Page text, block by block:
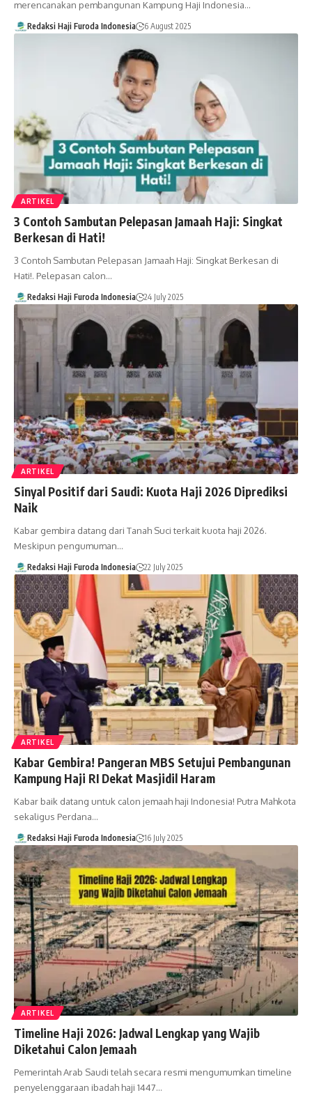
merencanakan pembangunan Kampung Haji Indonesia…
Redaksi Haji Furoda Indonesia 6 August 2025
ARTIKEL
3 Contoh Sambutan Pelepasan Jamaah Haji: Singkat
Berkesan di Hati!
3 Contoh Sambutan Pelepasan Jamaah Haji: Singkat Berkesan di
Hati!. Pelepasan calon…
Redaksi Haji Furoda Indonesia 24 July 2025
ARTIKEL
Sinyal Positif dari Saudi: Kuota Haji 2026 Diprediksi
Naik
Kabar gembira datang dari Tanah Suci terkait kuota haji 2026.
Meskipun pengumuman…
Redaksi Haji Furoda Indonesia 22 July 2025
ARTIKEL
Kabar Gembira! Pangeran MBS Setujui Pembangunan
Kampung Haji RI Dekat Masjidil Haram
Kabar baik datang untuk calon jemaah haji Indonesia! Putra Mahkota
sekaligus Perdana…
Redaksi Haji Furoda Indonesia 16 July 2025
ARTIKEL
Timeline Haji 2026: Jadwal Lengkap yang Wajib
Diketahui Calon Jemaah
Pemerintah Arab Saudi telah secara resmi mengumumkan timeline
penyelenggaraan ibadah haji 1447…